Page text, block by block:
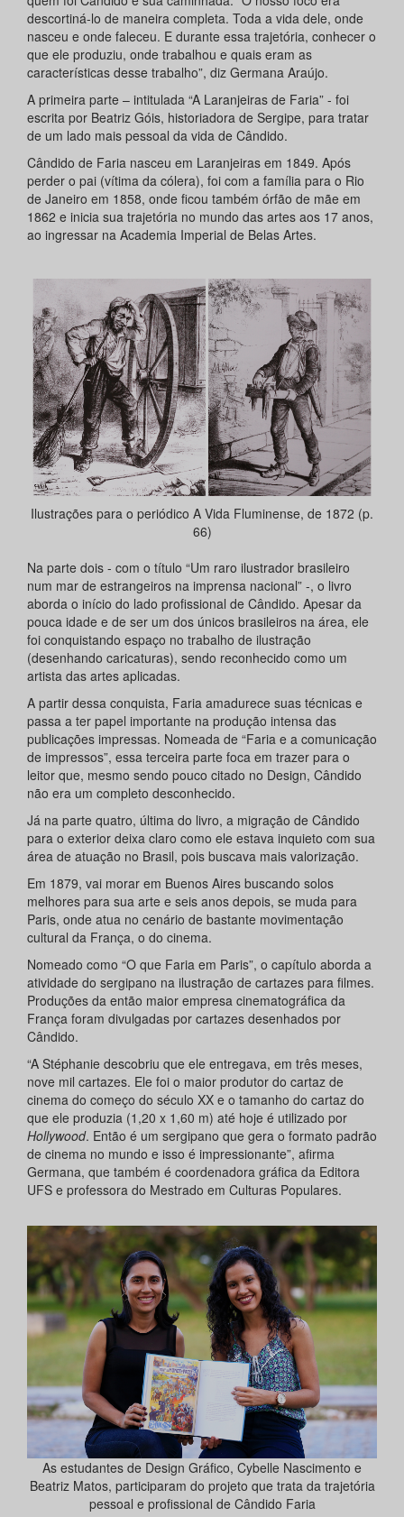
descortiná-lo de maneira completa. Toda a vida dele, onde
nasceu e onde faleceu. E durante essa trajetória, conhecer o
que ele produziu, onde trabalhou e quais eram as
características desse trabalho”, diz Germana Araújo.
A primeira parte – intitulada “A Laranjeiras de Faria” - foi
escrita por Beatriz Góis, historiadora de Sergipe, para tratar
de um lado mais pessoal da vida de Cândido.
Cândido de Faria nasceu em Laranjeiras em 1849. Após
perder o pai (vítima da cólera), foi com a família para o Rio
de Janeiro em 1858, onde ficou também órfão de mãe em
1862 e inicia sua trajetória no mundo das artes aos 17 anos,
ao ingressar na Academia Imperial de Belas Artes.
Ilustrações para o periódico A Vida Fluminense, de 1872 (p.
66)
Na parte dois - com o título “Um raro ilustrador brasileiro
num mar de estrangeiros na imprensa nacional” -, o livro
aborda o início do lado profissional de Cândido. Apesar da
pouca idade e de ser um dos únicos brasileiros na área, ele
foi conquistando espaço no trabalho de ilustração
(desenhando caricaturas), sendo reconhecido como um
artista das artes aplicadas.
A partir dessa conquista, Faria amadurece suas técnicas e
passa a ter papel importante na produção intensa das
publicações impressas. Nomeada de “Faria e a comunicação
de impressos”, essa terceira parte foca em trazer para o
leitor que, mesmo sendo pouco citado no Design, Cândido
não era um completo desconhecido.
Já na parte quatro, última do livro, a migração de Cândido
para o exterior deixa claro como ele estava inquieto com sua
área de atuação no Brasil, pois buscava mais valorização.
Em 1879, vai morar em Buenos Aires buscando solos
melhores para sua arte e seis anos depois, se muda para
Paris, onde atua no cenário de bastante movimentação
cultural da França, o do cinema.
Nomeado como “O que Faria em Paris”, o capítulo aborda a
atividade do sergipano na ilustração de cartazes para filmes.
Produções da então maior empresa cinematográfica da
França foram divulgadas por cartazes desenhados por
Cândido.
“A Stéphanie descobriu que ele entregava, em três meses,
nove mil cartazes. Ele foi o maior produtor do cartaz de
cinema do começo do século XX e o tamanho do cartaz do
que ele produzia (1,20 x 1,60 m) até hoje é utilizado por
Hollywood. Então é um sergipano que gera o formato padrão
de cinema no mundo e isso é impressionante”, afirma
Germana, que também é coordenadora gráfica da Editora
UFS e professora do Mestrado em Culturas Populares.
As estudantes de Design Gráfico, Cybelle Nascimento e
Beatriz Matos, participaram do projeto que trata da trajetória
pessoal e profissional de Cândido Faria